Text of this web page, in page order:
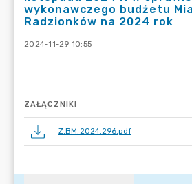
wykonawczego budżetu
Radzionków na 2024 rok
2024-11-29 10:55
ZAŁĄCZNIKI
Z.BM.2024.296.pdf